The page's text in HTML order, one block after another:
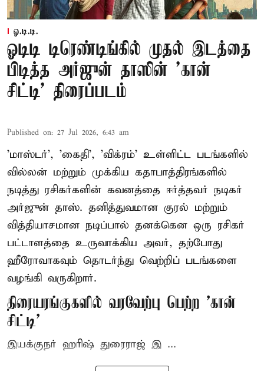
ஓ.டி.டி.
ஓடிடி டிரெண்டிங்கில் முதல் இடத்தை
பிடித்த அர்ஜுன் தாஸின் 'கான்
சிட்டி' திரைப்படம்
Published on: 27 Jul 2026, 6:43 am
'மாஸ்டர்', 'கைதி', 'விக்ரம்' உள்ளிட்ட படங்களில்
வில்லன் மற்றும் முக்கிய கதாபாத்திரங்களில்
நடித்து ரசிகர்களின் கவனத்தை ஈர்த்தவர் நடிகர்
அர்ஜுன் தாஸ். தனித்துவமான குரல் மற்றும்
வித்தியாசமான நடிப்பால் தனக்கென ஒரு ரசிகர்
பட்டாளத்தை உருவாக்கிய அவர், தற்போது
ஹீரோவாகவும் தொடர்ந்து வெற்றிப் படங்களை
வழங்கி வருகிறார்.
திரையரங்குகளில் வரவேற்பு பெற்ற 'கான்
சிட்டி'
இயக்குநர் ஹரிஷ் துரைராஜ் இ ...